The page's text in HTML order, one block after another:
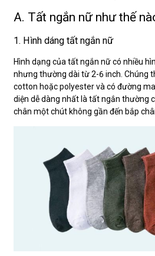
A. Tất ngắn nữ như thế
1. Hình dáng tất ngắn nữ
Hình dạng của tất ngắn nữ có nhiều
nhưng thường dài từ 2-6 inch. Chúng
cotton hoặc polyester và có đường
diện dễ dàng nhất là tất ngắn thường
chân một chút không gần đến bắp